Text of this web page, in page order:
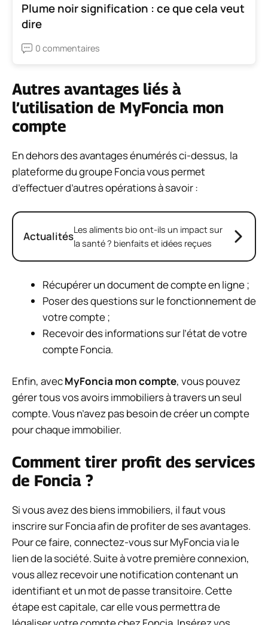
Plume noir signification : ce que cela veut
dire
0 commentaires
Autres avantages liés à
l’utilisation de MyFoncia mon
compte
En dehors des avantages énumérés ci-dessus, la
plateforme du groupe Foncia vous permet
d’effectuer d’autres opérations à savoir :
ActualitésLes aliments bio ont-ils un impact sur
la santé ? bienfaits et idées reçues
Récupérer un document de compte en ligne ;
Poser des questions sur le fonctionnement de
votre compte ;
Recevoir des informations sur l’état de votre
compte Foncia.
Enfin, avecMyFoncia mon compte, vous pouvez
gérer tous vos avoirs immobiliers à travers un seul
compte. Vous n’avez pas besoin de créer un compte
pour chaque immobilier.
Comment tirer profit des services
de Foncia ?
Si vous avez des biens immobiliers, il faut vous
inscrire sur Foncia afin de profiter de ses avantages.
Pour ce faire, connectez-vous sur MyFoncia via le
lien de la société. Suite à votre première connexion,
vous allez recevoir une notification contenant un
identifiant et un mot de passe transitoire. Cette
étape est capitale, car elle vous permettra de